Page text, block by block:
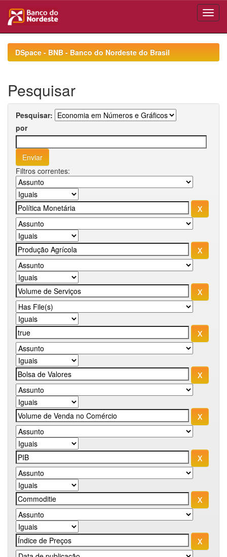
navigationDSpace - BNB - Banco do Nordeste do Brasil
Pesquisar
Pesquisar:
por
Filtros correntes: